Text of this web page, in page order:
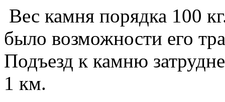
Вес камня порядка 100
было возможности его
Подъезд к камню
1 км.